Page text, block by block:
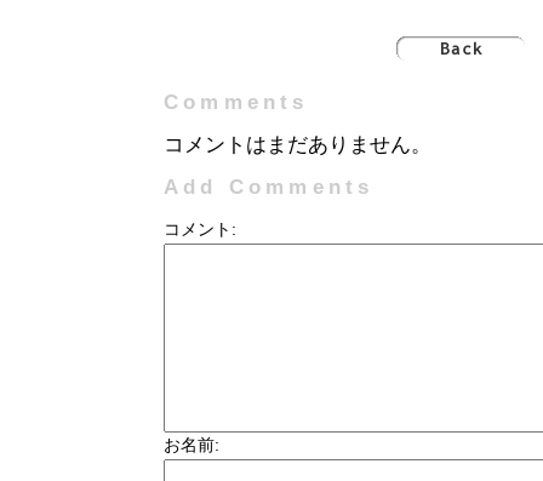
Comments
コメントはまだありません。
Add Comments
コメント:
お名前: